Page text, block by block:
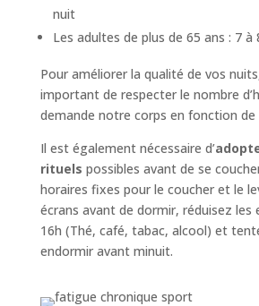
nuit
Les adultes de plus de 65 ans : 7
Pour améliorer la qualité de vos
important de respecter le nombre
demande notre corps en fonction
Il est également nécessaire d’
rituels possibles avant de se
horaires fixes pour le coucher et le
écrans avant de dormir, réduisez les
16h (Thé, café, tabac, alcool) et
endormir avant minuit.